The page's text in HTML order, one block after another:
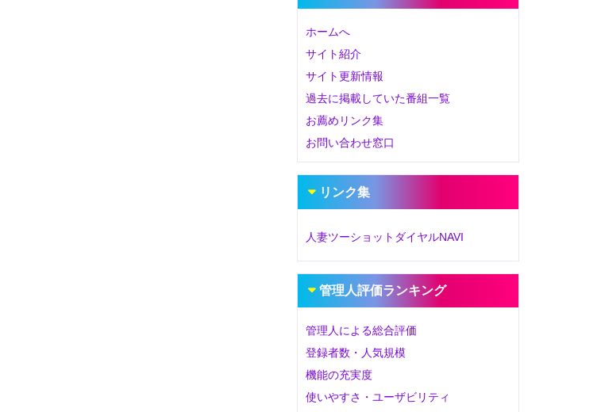
ホームへ
サイト紹介
サイト更新情報
過去に掲載していた番組一覧
お薦めリンク集
お問い合わせ窓口
リンク集
人妻ツーショットダイヤルNAVI
管理人評価ランキング
管理人による総合評価
登録者数・人気規模
機能の充実度
使いやすさ・ユーザビリティ